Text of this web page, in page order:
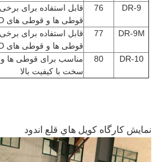
DR-9
76
قوطی ها و قوطی های DRD
DR-9M
77
قوطی ها و قوطی های DRD
DR-10
80
سخت با کیفیت بالا
نمايش كارگاه كويل هاي قلع اندود